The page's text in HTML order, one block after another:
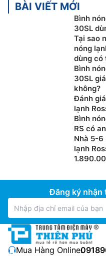
BÀI VIẾT MỚI
Bình
30SL
Tại sao
nóng
dùng có
Bình
30SL
không?
Đánh
lạnh
Bình
RS có
Nhà 5-6
lạnh
Đăng ký nhận
Mua Hàng Online: